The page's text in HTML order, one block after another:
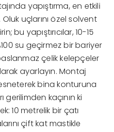
yapıştırma, en etkili
Oluk uçlarını özel solvent
bu yapıştırıcılar, 10-15
su geçirmez bir bariyer
çelik kelepçeler
ayarlayın. Montaj
bina konturuna
gerilimden kaçının ki
10 metrelik bir çatı
çift kat mastikle